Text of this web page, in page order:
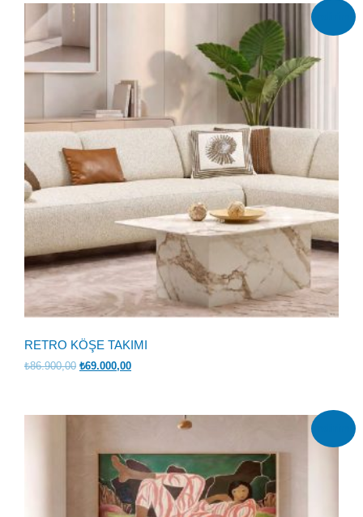
RETRO KÖŞE TAKIMI
₺86.900,00 Orijinal
₺69.000,00Şu